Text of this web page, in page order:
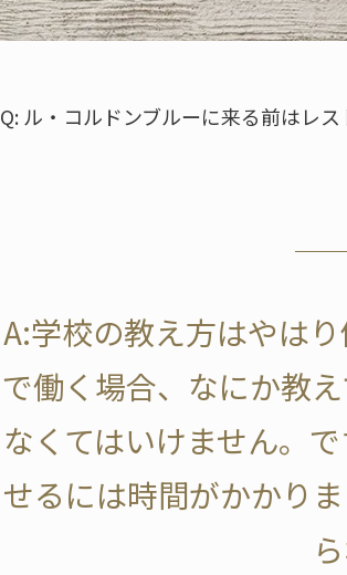
Q: ル・コルドンブルーに来る前はレ
A:学校の教え方はやは
で働く場合、なにか教
なくてはいけません。
せるには時間がかかり